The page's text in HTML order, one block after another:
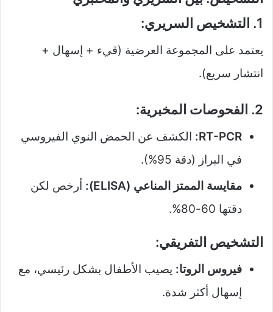
1. التشخيص السريري:
يعتمد على المجموعة العرضية (قيء + إسهال +
انتشار سريع).
2. الفحوصات المخبرية:
RT-PCR: الكشف عن الحمض النوي الفيروسي
في البراز (دقة 95%).
مقايسة الممتز المناعي (ELISA):
أرخص لكن
دقتها 60-80%.
التشخيص التفريقي:
فيروس الروتا: يصيب الأطفال بشكل رئيسي، مع
إسهال أكثر شدة.